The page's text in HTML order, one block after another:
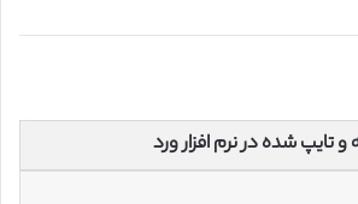
و تایپ شده در نرم افزار ورد